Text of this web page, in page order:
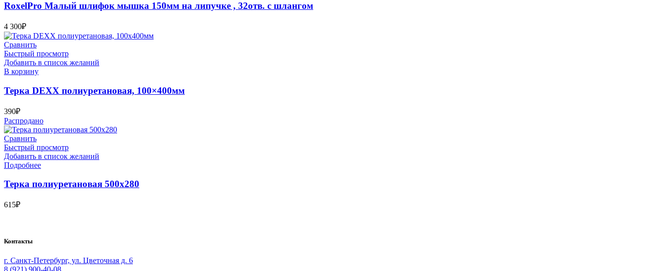
RoxelPro Малый шлифок мышка 150мм на липучке , 32отв. с шлангом
4 300₽
Сравнить
Быстрый просмотр
Добавить в список желаний
В корзину
Терка DEXX полиуретановая, 100×400мм
390₽
Распродано
Сравнить
Быстрый просмотр
Добавить в список желаний
Подробнее
Терка полиуретановая 500х280
615₽
Контакты
г. Санкт-Петербург, ул. Цветочная д. 6